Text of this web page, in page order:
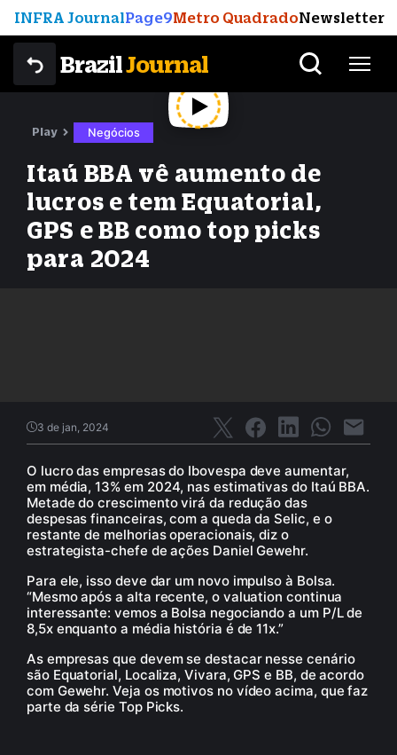
INFRA JournalPage9Metro QuadradoNewsletter
BrazilJournal
Play Negócios
Itaú BBA vê aumento de
lucros e tem Equatorial,
GPS e BB como top picks
para 2024
3 de jan, 2024
O lucro das empresas do Ibovespa deve aumentar,
em média, 13% em 2024, nas estimativas do Itaú BBA.
Metade do crescimento virá da redução das
despesas financeiras, com a queda da Selic, e o
restante de melhorias operacionais, diz o
estrategista-chefe de ações Daniel Gewehr.
Para ele, isso deve dar um novo impulso à Bolsa.
“Mesmo após a alta recente, o valuation continua
interessante: vemos a Bolsa negociando a um P/L de
8,5x enquanto a média história é de 11x.”
As empresas que devem se destacar nesse cenário
são Equatorial, Localiza, Vivara, GPS e BB, de acordo
com Gewehr. Veja os motivos no vídeo acima, que faz
parte da série Top Picks.